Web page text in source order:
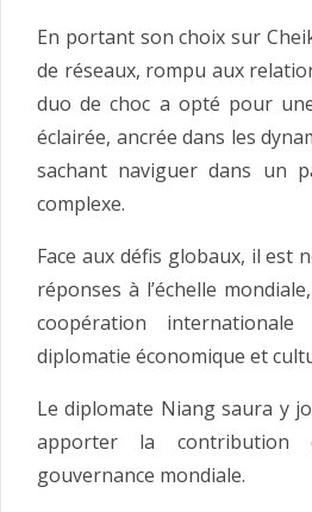
En portant son choix sur
de réseaux, rompu aux
duo de choc a opté pour
éclairée, ancrée dans les
sachant naviguer dans un
complexe.
Face aux défis globaux, il est
réponses à l’échelle
coopération
diplomatie économique et
Le diplomate Niang saura y
apporter la
gouvernance mondiale.